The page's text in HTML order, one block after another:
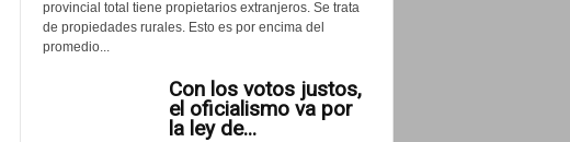
provincial total tiene propietarios extranjeros. Se trata
de propiedades rurales. Esto es por encima del
promedio...
Con los votos justos,
el oficialismo va por
la ley de...